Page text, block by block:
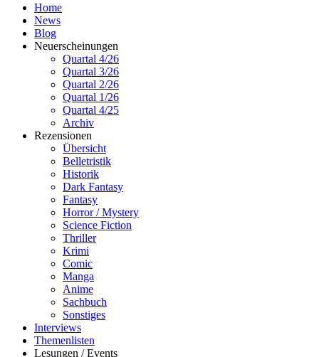
Home
News
Blog
Neuerscheinungen
Quartal 4/26
Quartal 3/26
Quartal 2/26
Quartal 1/26
Quartal 4/25
Archiv
Rezensionen
Übersicht
Belletristik
Historik
Dark Fantasy
Fantasy
Horror / Mystery
Science Fiction
Thriller
Krimi
Comic
Manga
Anime
Sachbuch
Sonstiges
Interviews
Themenlisten
Lesungen / Events